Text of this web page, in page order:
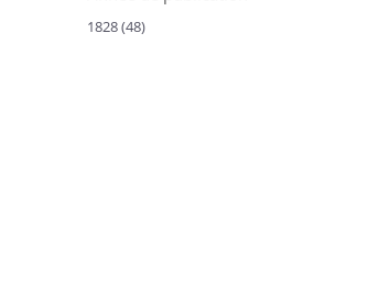
1828 (48)